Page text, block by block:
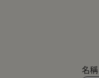
名稱